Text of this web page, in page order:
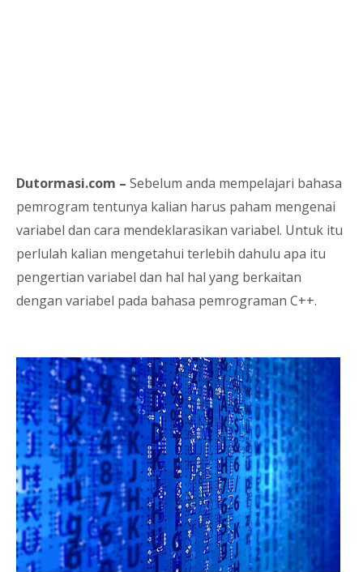
Dutormasi.com – Sebelum anda mempelajari bahasa
pemrogram tentunya kalian harus paham mengenai
variabel dan cara mendeklarasikan variabel. Untuk itu
perlulah kalian mengetahui terlebih dahulu apa itu
pengertian variabel dan hal hal yang berkaitan
dengan variabel pada bahasa pemrograman C++.